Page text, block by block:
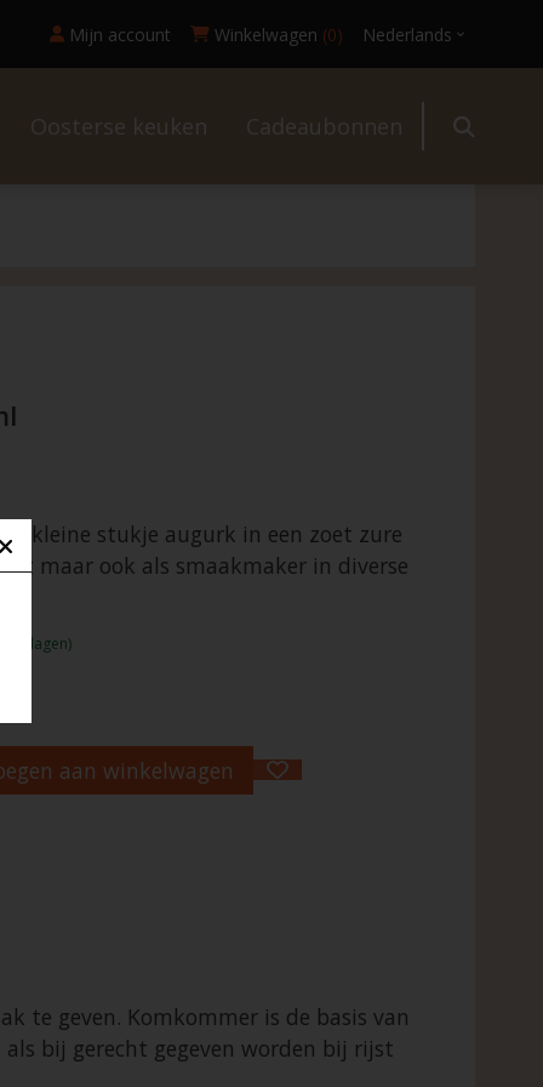
Mijn account Winkelwagen (0) Nederlands
Oosterse keuken Cadeaubonnen
kleine stukje augurk in een zoet zure
maar ook als smaakmaker in diverse
- 2 dagen)
aan winkelwagen
te geven. Komkommer is de basis van
bij gerecht gegeven worden bij rijst